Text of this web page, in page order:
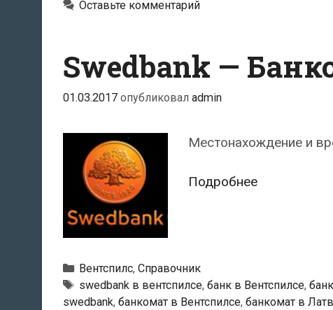
Оставьте комментарий
Swedbank —
01.03.2017 опубликовал admin
Местонахождение и
ПодробнееSwedbank
Рубрики
Вентспилс, Справочник
Тэги
swedbank в вентспилсе, банк в Вентспилсе,
swedbank, банкомат в Вентспилсе, банкомат в